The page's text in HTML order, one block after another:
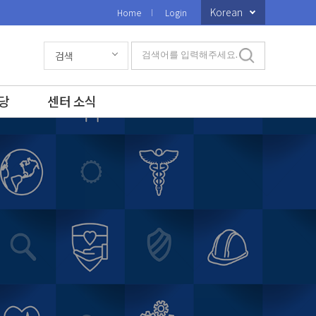
Home Login Korean
센터 소식
검색 검색어를 입력해주세요.